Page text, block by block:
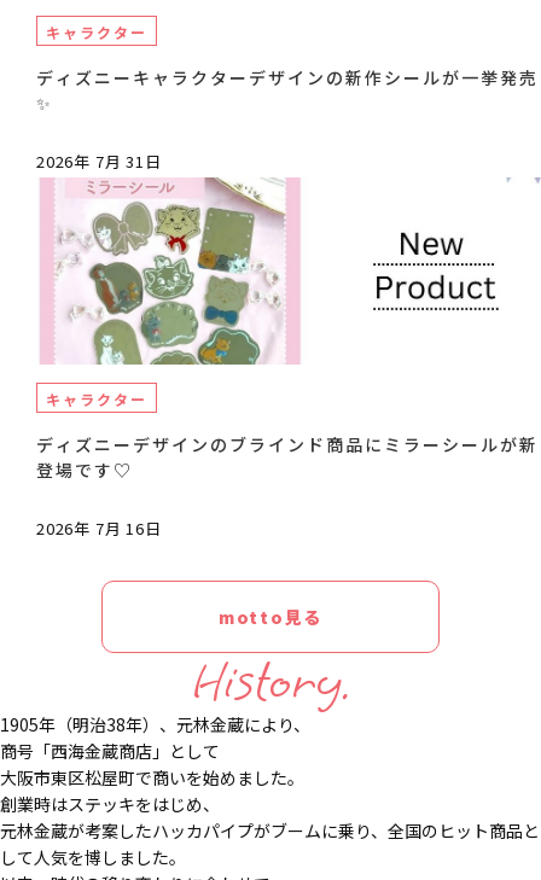
キャラクター
ディズニーキャラクターデザインの新作シールが一挙発売
✨
2026年 7月 31日
キャラクター
ディズニーデザインのブラインド商品にミラーシールが新
登場です♡
2026年 7月 16日
motto見る
History.
1905年（明治38年）、元林金蔵により、
商号「西海金蔵商店」として
大阪市東区松屋町で商いを始めました。
創業時はステッキをはじめ、
元林金蔵が考案したハッカパイプがブームに乗り、全国のヒット商品と
して人気を博しました。